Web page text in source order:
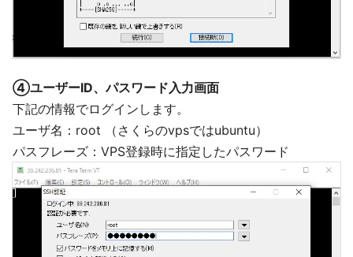
④ユーザーID、パスワード入力画面
下記の情報でログインします。
ユーザ名：root （さくらのvpsではubuntu）
パスフレーズ：VPS登録時に指定したパスワード